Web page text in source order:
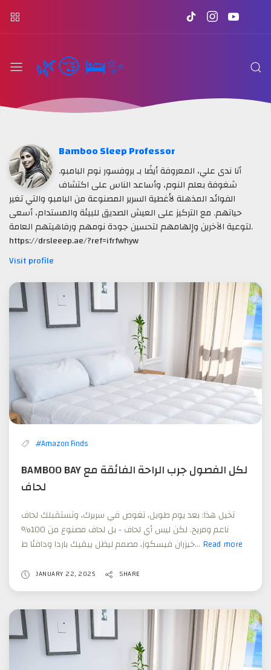
🌿😴 🛌✨
Bamboo Sleep Professor
أنا ندى علي، المعروفة أيضًا بـ بروفسور نوم البامبو.
شغوفة بعلم النوم، وأساعد الناس على اكتشاف
الفوائد المذهلة لأغطية السرير المصنوعة من البامبو والتي تغير
حياتهم. مع التركيز على العيش الصديق للبيئة والمستدام، أسعى
لتوعية الآخرين وإلهامهم لتحسين جودة نومهم ورفاهيتهم العامة.
https://drsleeep.ae/?ref=ifrfwhyw
Visit profile
#Amazon Finds
BAMBOO BAY لكل الفصول جرب الراحة الفائقة مع
لحاف
تخيل هذا: بعد يوم طويل، تغوص في سريرك، وتستقبلك لحاف
ناعم ومريح. لكن ليس أي لحاف - بل لحاف مصنوع من 100%
خيزران فيسكوز، مصمم ليظل يبقيك باردا ودافئا ط... Read more
الفصول
الراحة
الفائقة
مع
لحاف
JANUARY 22, 2025 SHARE